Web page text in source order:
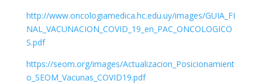
http://www.oncologiamedica.hc.edu.uy/images/GUIA_FI
NAL_VACUNACION_COVID_19_en_PAC_ONCOLOGICO
S.pdf
https://seom.org/images/Actualizacion_Posicionamient
o_SEOM_Vacunas_COVID19.pdf